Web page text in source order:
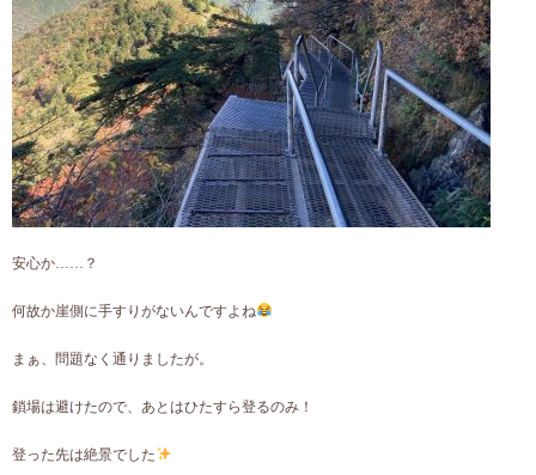
安心か……？
何故か崖側に手すりがないんですよね
まぁ、問題なく通りましたが。
鎖場は避けたので、あとはひたすら登るのみ！
登った先は絶景でした